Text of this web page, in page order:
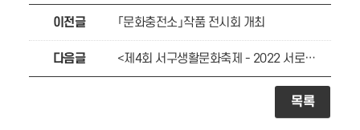
이전글 「문화충전소」작품 전시회 개최
다음글 <제4회 서구생활문화축제 - 2022 서로이음축제> 참여자 모집
목록